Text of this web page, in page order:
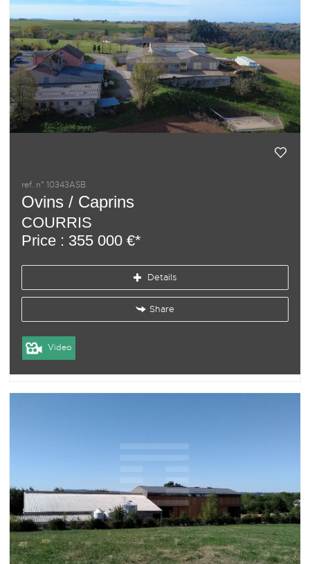
ref. n° 10343ASB
Ovins / Caprins
COURRIS
Price : 355 000 €*
Details
Share
Video